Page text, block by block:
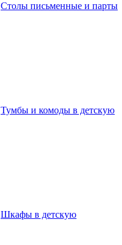
Столы письменные и парты
Тумбы и комоды в детскую
Шкафы в детскую